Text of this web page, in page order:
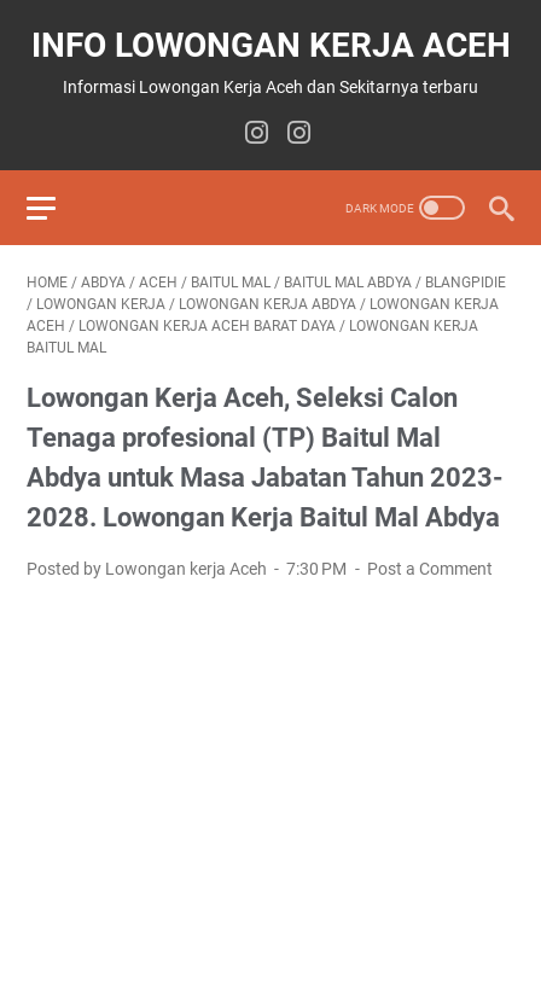
INFO LOWONGAN KERJA ACEH
Informasi Lowongan Kerja Aceh dan Sekitarnya terbaru
HOME / ABDYA / ACEH / BAITUL MAL / BAITUL MAL ABDYA / BLANGPIDIE
/ LOWONGAN KERJA / LOWONGAN KERJA ABDYA / LOWONGAN KERJA
ACEH / LOWONGAN KERJA ACEH BARAT DAYA / LOWONGAN KERJA
BAITUL MAL
Lowongan Kerja Aceh, Seleksi Calon
Tenaga profesional (TP) Baitul Mal
Abdya untuk Masa Jabatan Tahun 2023-
2028. Lowongan Kerja Baitul Mal Abdya
Posted by Lowongan kerja Aceh 7:30 PM Post a Comment